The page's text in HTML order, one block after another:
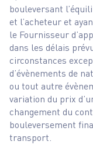
bouleversant
et l’acheteur et
le Fournisseur
dans les délais
circonstances
d’évènements de
ou tout autre
variation du prix
changement du
bouleversement
transport.